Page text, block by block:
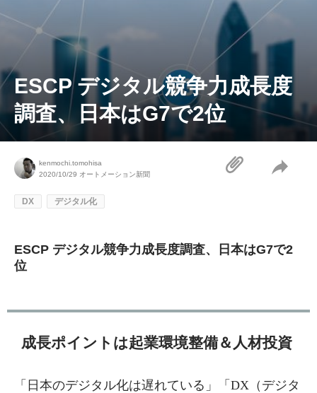
ESCP デジタル競争力成長度
調査、日本はG7で2位
kenmochi.tomohisa
2020/10/29 オートメーション新聞
DX デジタル化
ESCP デジタル競争力成長度調査、日本はG7で2
位
成長ポイントは起業環境整備＆人材投資
「日本のデジタル化は遅れている」「DX（デジタ